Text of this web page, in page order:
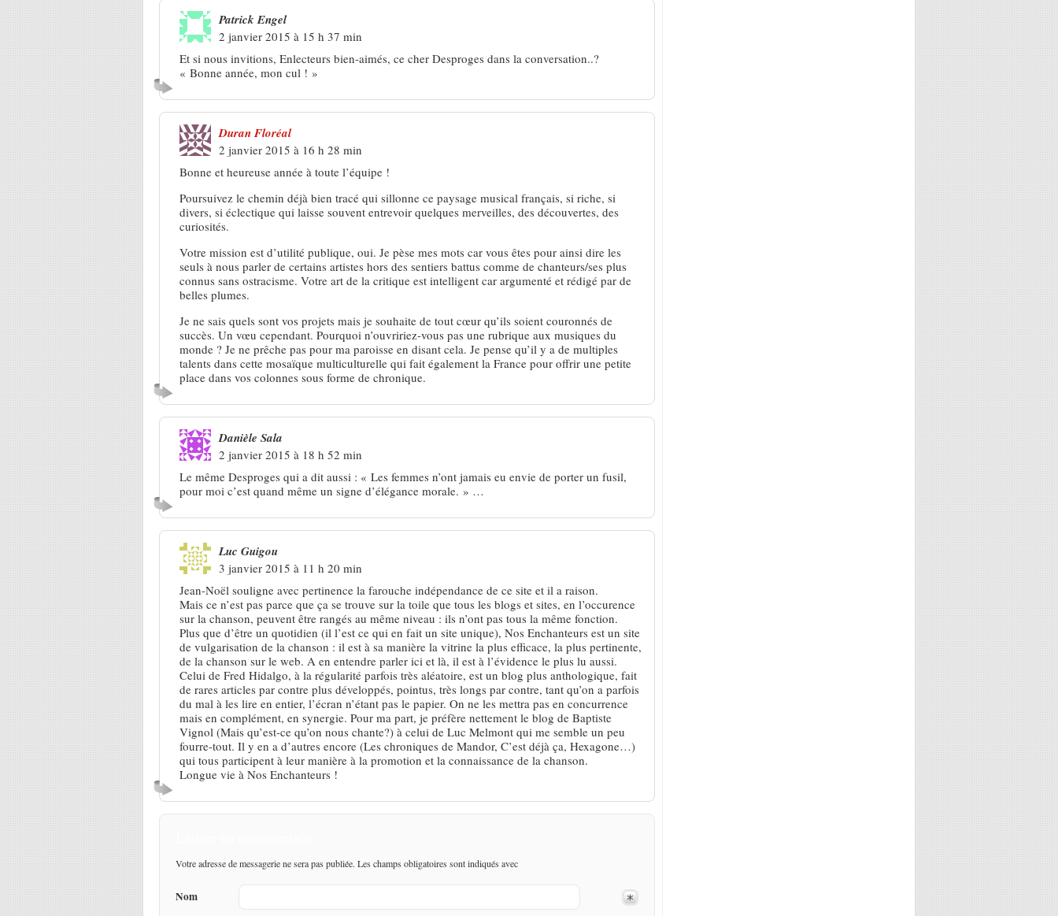
Patrick Engel
2 janvier 2015 à 15 h 37 min
Et si nous invitions, Enlecteurs bien-aimés, ce cher Desproges dans la conversation..?
« Bonne année, mon cul ! »
Duran Floréal
2 janvier 2015 à 16 h 28 min
Bonne et heureuse année à toute l’équipe !
Poursuivez le chemin déjà bien tracé qui sillonne ce paysage musical français, si riche, si
divers, si éclectique qui laisse souvent entrevoir quelques merveilles, des découvertes, des
curiosités.
Votre mission est d’utilité publique, oui. Je pèse mes mots car vous êtes pour ainsi dire les
seuls à nous parler de certains artistes hors des sentiers battus comme de chanteurs/ses plus
connus sans ostracisme. Votre art de la critique est intelligent car argumenté et rédigé par de
belles plumes.
Je ne sais quels sont vos projets mais je souhaite de tout cœur qu’ils soient couronnés de
succès. Un vœu cependant. Pourquoi n’ouvririez-vous pas une rubrique aux musiques du
monde ? Je ne prêche pas pour ma paroisse en disant cela. Je pense qu’il y a de multiples
talents dans cette mosaïque multiculturelle qui fait également la France pour offrir une petite
place dans vos colonnes sous forme de chronique.
Danièle Sala
2 janvier 2015 à 18 h 52 min
Le même Desproges qui a dit aussi : « Les femmes n’ont jamais eu envie de porter un fusil,
pour moi c’est quand même un signe d’élégance morale. » …
Luc Guigou
3 janvier 2015 à 11 h 20 min
Jean-Noël souligne avec pertinence la farouche indépendance de ce site et il a raison.
Mais ce n’est pas parce que ça se trouve sur la toile que tous les blogs et sites, en l’occurence
sur la chanson, peuvent être rangés au même niveau : ils n’ont pas tous la même fonction.
Plus que d’être un quotidien (il l’est ce qui en fait un site unique), Nos Enchanteurs est un site
de vulgarisation de la chanson : il est à sa manière la vitrine la plus efficace, la plus pertinente,
de la chanson sur le web. A en entendre parler ici et là, il est à l’évidence le plus lu aussi.
Celui de Fred Hidalgo, à la régularité parfois très aléatoire, est un blog plus anthologique, fait
de rares articles par contre plus développés, pointus, très longs par contre, tant qu’on a parfois
du mal à les lire en entier, l’écran n’étant pas le papier. On ne les mettra pas en concurrence
mais en complément, en synergie. Pour ma part, je préfère nettement le blog de Baptiste
Vignol (Mais qu’est-ce qu’on nous chante?) à celui de Luc Melmont qui me semble un peu
fourre-tout. Il y en a d’autres encore (Les chroniques de Mandor, C’est déjà ça, Hexagone…)
qui tous participent à leur manière à la promotion et la connaissance de la chanson.
Longue vie à Nos Enchanteurs !
Votre adresse de messagerie ne sera pas publiée. Les champs obligatoires sont indiqués avec
Nom